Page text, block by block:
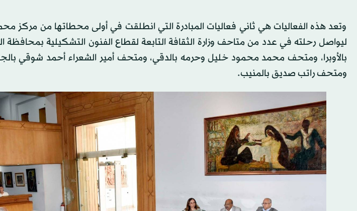
وتعد هذه الفعاليات هي ثاني فعاليات المبادرة التي انطلقت في أولى محطاتها من مركز
ليواصل رحلته في عدد من متاحف وزارة الثقافة التابعة لقطاع الفنون التشكيلية
بالأوبرا، ومتحف محمد محمود خليل وحرمه بالدقي، ومتحف أمير الشعراء أحمد شوقي
ومتحف راتب صديق بالمنيب.